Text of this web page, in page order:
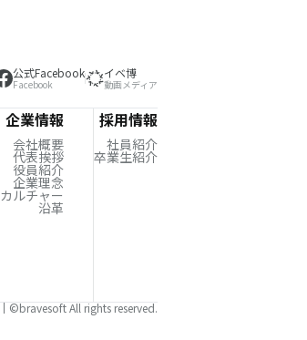
公式Facebook
Facebook
イベ博
動画メディア
企業情報
会社概要
代表挨拶
役員紹介
企業理念
カルチャー
沿革
採用情報
社員紹介
卒業生紹介
©bravesoft All rights reserved.